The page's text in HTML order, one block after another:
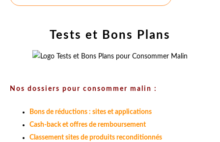
Tests et Bons Plans
Nos dossiers pour consommer malin :
Bons de réductions : sites et applications
Cash-back et offres de remboursement
Classement sites de produits reconditionnés